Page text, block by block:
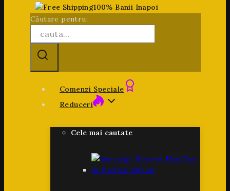
100% Banii Inapoi
Căutare pentru:
Comenzi Speciale
Reduceri
Cele mai cautate